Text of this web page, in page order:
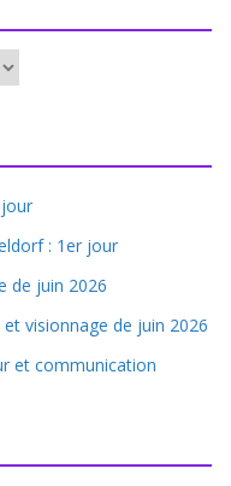
: 1er jour
de juin 2026
visionnage de juin 2026
et communication